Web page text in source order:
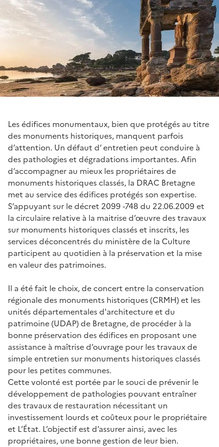
Les édifices monumentaux, bien que protégés au titre
des monuments historiques, manquent parfois
d’attention. Un défaut d’ entretien peut conduire à
des pathologies et dégradations importantes. Afin
d’accompagner au mieux les propriétaires de
monuments historiques classés, la DRAC Bretagne
met au service des édifices protégés son expertise.
S’appuyant sur le décret 2099 -748 du 22.06.2009 et
la circulaire relative à la maitrise d’œuvre des travaux
sur monuments historiques classés et inscrits, les
services déconcentrés du ministère de la Culture
participent au quotidien à la préservation et la mise
en valeur des patrimoines.
Il a été fait le choix, de concert entre la conservation
régionale des monuments historiques (CRMH) et les
unités départementales d'architecture et du
patrimoine (UDAP) de Bretagne, de procéder à la
bonne préservation des édifices en proposant une
assistance à maîtrise d’ouvrage pour les travaux de
simple entretien sur monuments historiques classés
pour les petites communes.
Cette volonté est portée par le souci de prévenir le
développement de pathologies pouvant entraîner
des travaux de restauration nécessitant un
investissement lourds et coûteux pour le propriétaire
et L’État. L’objectif est d’assurer ainsi, avec les
propriétaires, une bonne gestion de leur bien.